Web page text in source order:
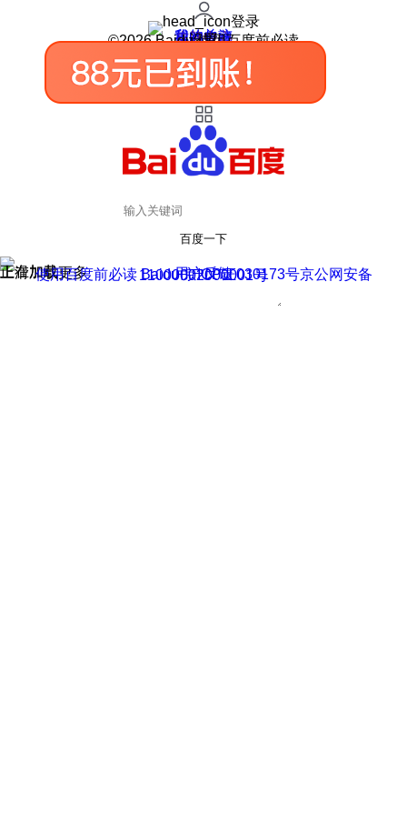
登录
我的关注
我的收藏
皮肤中心
用户反馈
设置
©2026 Baidu 使用百度前必读
百度一下
正在加载
上滑加载更多 用户反馈
使用百度前必读 Baidu 京ICP证030173号
京公网安备11000002000001号